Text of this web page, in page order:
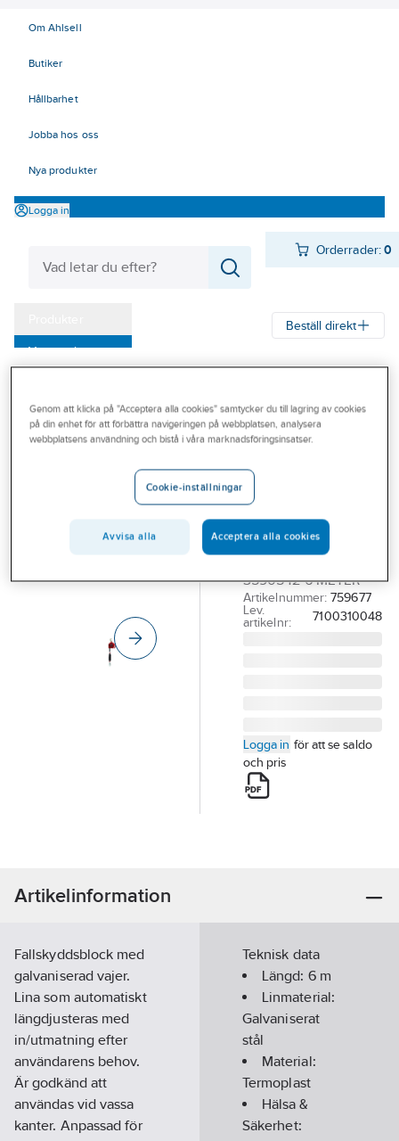
Om Ahlsell
Butiker
Hållbarhet
Jobba hos oss
Nya produkter
Logga in
Orderrader:0
Varumärken
Outlet
Branscher
Beställ direkt
3M PROTECTA
Fallskyddsblock
3M Protecta
Rebel Edge
FALLSKYDDSBLOCK
PROTECTA REBEL
EDGE GALVVAJER
3590542 6 METER
Artikelnummer: 759677
Lev.
artikelnr:
7100310048
Logga in för att se saldo
och pris
Artikelinformation
Fallskyddsblock med
galvaniserad vajer.
Lina som automatiskt
längdjusteras med
in/utmatning efter
användarens behov.
Är godkänd att
användas vid vassa
kanter. Anpassad för
Teknisk data
Längd: 6m
Linmaterial:
Galvaniserat
stål
Material:
Termoplast
Hälsa &
Säkerhet:
Genom att klicka på "Acceptera alla cookies" samtycker du till lagring av cookies
på din enhet för att förbättra navigeringen på webbplatsen, analysera
webbplatsens användning och bistå i våra marknadsföringsinsatser.
Cookie-inställningar
Avvisa alla Acceptera alla cookies